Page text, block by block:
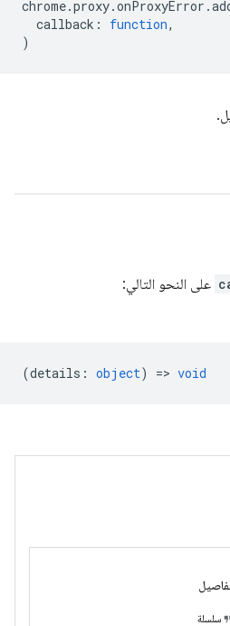
chrome.proxy.onProxyError .
callback : function,
)
على النحو التالي:
(details : object) => void
سلسلة